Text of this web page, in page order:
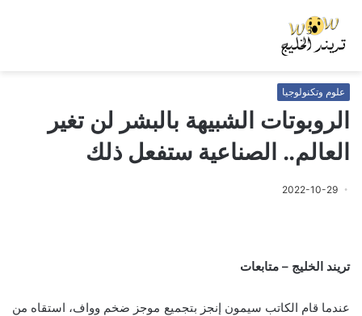
علوم وتكنولوجيا
الروبوتات الشبيهة بالبشر لن تغير
العالم.. الصناعية ستفعل ذلك
2022-10-29
تريند الخليج – متابعات
عندما قام الكاتب سيمون إنجز بتجميع موجز ضخم وواف، استقاه من